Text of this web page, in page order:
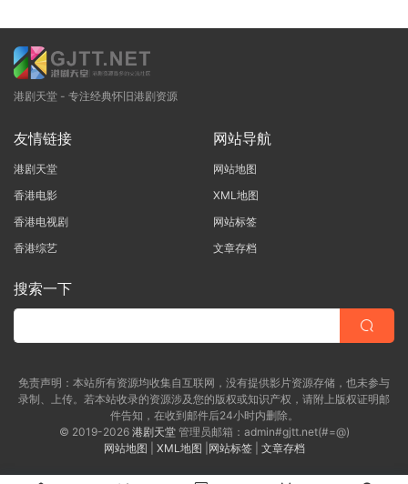
港剧天堂 - 专注经典怀旧港剧资源
友情链接
港剧天堂
香港电影
香港电视剧
香港综艺
网站导航
网站地图
XML地图
网站标签
文章存档
搜索一下
免责声明：本站所有资源均收集自互联网，没有提供影片资源存储，也未参与
录制、上传。若本站收录的资源涉及您的版权或知识产权，请附上版权证明邮
件告知，在收到邮件后24小时内删除。
© 2019-2026 港剧天堂管理员邮箱：admin#gjtt.net(#=@)
网站地图
XML地图 网站标签| 文章存档